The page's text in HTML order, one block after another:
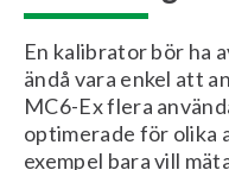
En kalibrator bör ha
ändå vara enkel att
MC6-Ex flera
optimerade för olika
exempel bara vill